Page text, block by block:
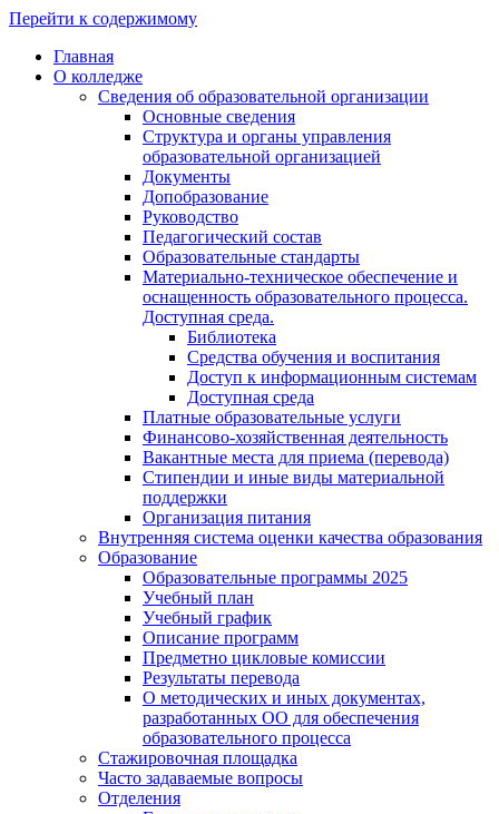
Перейти к содержимому
Главная
О колледже
Сведения об образовательной организации
Основные сведения
Структура и органы управления
образовательной организацией
Документы
Допобразование
Руководство
Педагогический состав
Образовательные стандарты
Материально-техническое обеспечение и
оснащенность образовательного процесса.
Доступная среда.
Библиотека
Средства обучения и воспитания
Доступ к информационным системам
Доступная среда
Платные образовательные услуги
Финансово-хозяйственная деятельность
Вакантные места для приема (перевода)
Стипендии и иные виды материальной
поддержки
Организация питания
Внутренняя система оценки качества образования
Образование
Образовательные программы 2025
Учебный план
Учебный график
Описание программ
Предметно цикловые комиссии
Результаты перевода
О методических и иных документах,
разработанных ОО для обеспечения
образовательного процесса
Стажировочная площадка
Часто задаваемые вопросы
Отделения